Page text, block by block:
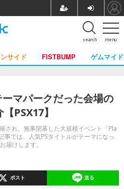
menu
search
サイド FISTBUMP ゲムマイド
マパークだった会場の
PSX17】
され、無事閉幕した大規模イベント「Pla
では、人気PSタイトルがテーマになっ
届けします。
ポスト 送る